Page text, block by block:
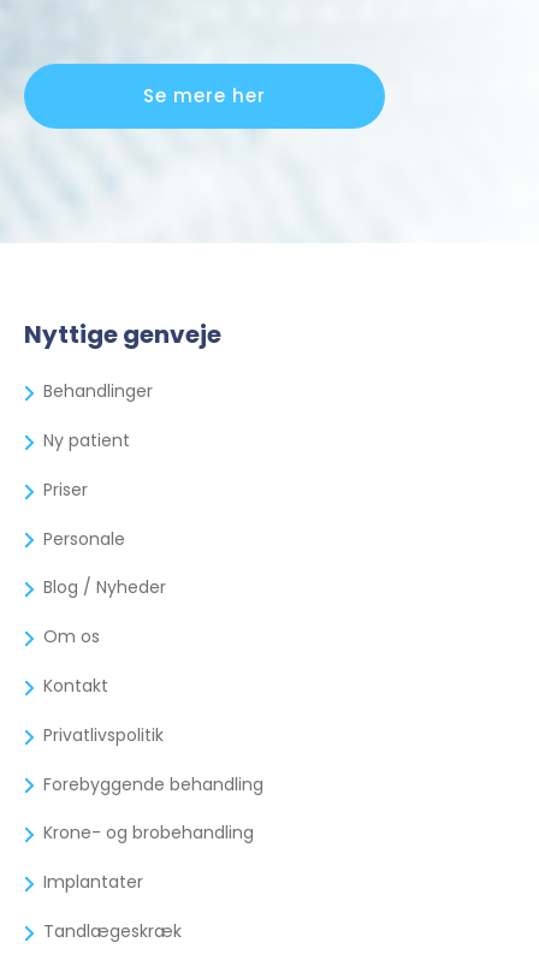
Se mere her
Nyttige genveje
Behandlinger
Ny patient
Priser
Personale
Blog / Nyheder
Om os
Kontakt
Privatlivspolitik
Forebyggende behandling
Krone- og brobehandling
Implantater
Tandlægeskræk